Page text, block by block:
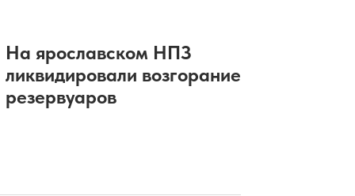
06.08.2026 02:46
Водитель иномарки
госпитализирован после ДТП с
фурой под Переславлем
На ярославском НПЗ
ликвидировали возгорание
резервуаров